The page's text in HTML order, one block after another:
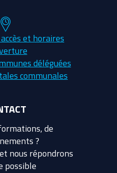
et horaires
déléguées
communales
de
?
nous répondrons
possible